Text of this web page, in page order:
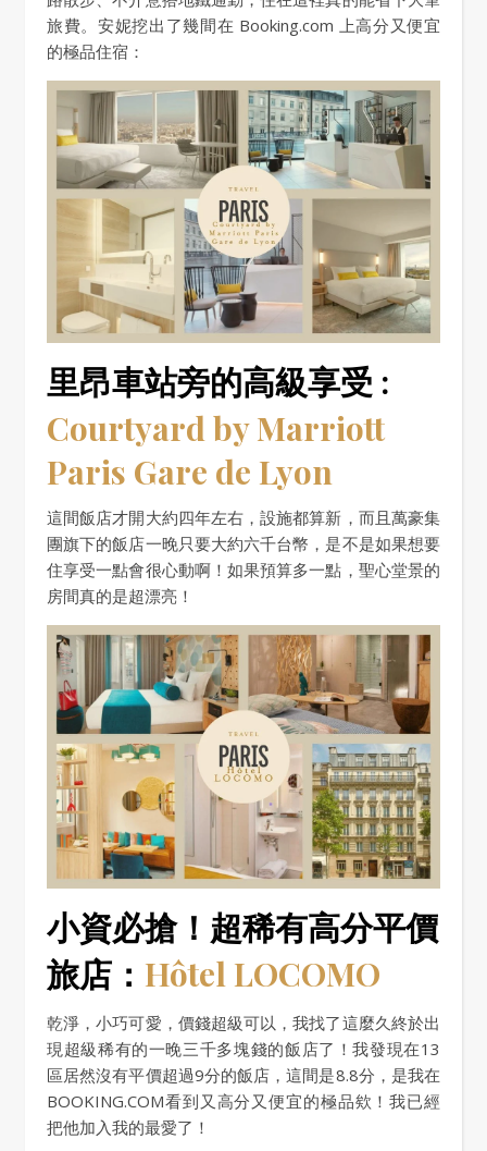
旅費。安妮挖出了幾間在 Booking.com 上高分又便宜
的極品住宿：
里昂車站旁的高級享受 :
Courtyard by Marriott
Paris Gare de Lyon
這間飯店才開大約四年左右，設施都算新，而且萬豪集
團旗下的飯店一晚只要大約六千台幣，是不是如果想要
住享受一點會很心動啊！如果預算多一點，聖心堂景的
房間真的是超漂亮！
小資必搶！超稀有高分平價
旅店： Hôtel LOCOMO
乾淨，小巧可愛，價錢超級可以，我找了這麼久終於出
現超級稀有的一晚三千多塊錢的飯店了！我發現在13
區居然沒有平價超過9分的飯店，這間是8.8分，是我在
BOOKING.COM看到又高分又便宜的極品欸！我已經
把他加入我的最愛了！